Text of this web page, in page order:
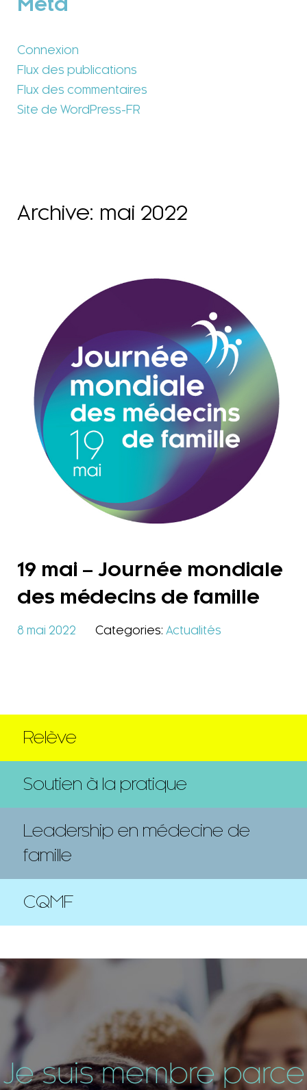
Méta
Connexion
Flux des publications
Flux des commentaires
Site de WordPress-FR
Archive: mai 2022
19 mai – Journée mondiale
des médecins de famille
8 mai 2022 Categories: Actualités
Relève
Soutien à la pratique
Leadership en médecine de
famille
CQMF
Je suis membre parce